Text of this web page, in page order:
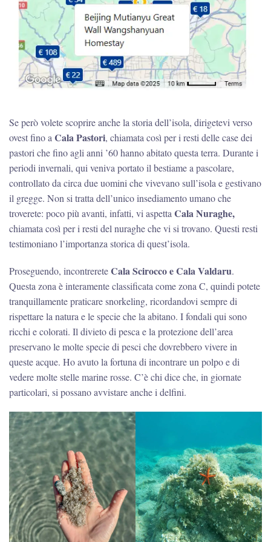
Se però volete scoprire anche la storia dell’isola, dirigetevi verso
ovest fino a Cala Pastori, chiamata così per i resti delle case dei
pastori che fino agli anni ’60 hanno abitato questa terra. Durante i
periodi invernali, qui veniva portato il bestiame a pascolare,
controllato da circa due uomini che vivevano sull’isola e gestivano
il gregge. Non si tratta dell’unico insediamento umano che
troverete: poco più avanti, infatti, vi aspetta Cala Nuraghe,
chiamata così per i resti del nuraghe che vi si trovano. Questi resti
testimoniano l’importanza storica di quest’isola.
Proseguendo, incontrereteCala Scirocco e Cala Valdaru.
Questa zona è interamente classificata come zona C, quindi potete
tranquillamente praticare snorkeling, ricordandovi sempre di
rispettare la natura e le specie che la abitano. I fondali qui sono
ricchi e colorati. Il divieto di pesca e la protezione dell’area
preservano le molte specie di pesci che dovrebbero vivere in
queste acque. Ho avuto la fortuna di incontrare un polpo e di
vedere molte stelle marine rosse. C’è chi dice che, in giornate
particolari, si possano avvistare anche i delfini.